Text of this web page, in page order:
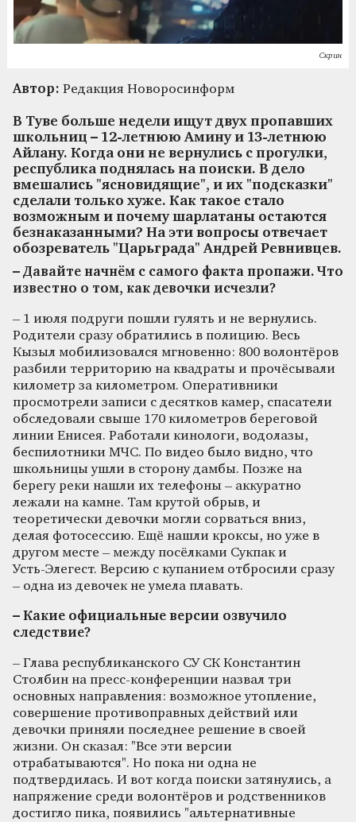
Скрин
Автор: Редакция Новоросинформ
В Туве больше недели ищут двух пропавших
школьниц – 12‑летнюю Амину и 13‑летнюю
Айлану. Когда они не вернулись с прогулки,
республика поднялась на поиски. В дело
вмешались "ясновидящие", и их "подсказки"
сделали только хуже. Как такое стало
возможным и почему шарлатаны остаются
безнаказанными? На эти вопросы отвечает
обозреватель "Царьграда" Андрей Ревнивцев.
– Давайте начнём с самого факта пропажи. Что
известно о том, как девочки исчезли?
– 1 июля подруги пошли гулять и не вернулись.
Родители сразу обратились в полицию. Весь
Кызыл мобилизовался мгновенно: 800 волонтёров
разбили территорию на квадраты и прочёсывали
километр за километром. Оперативники
просмотрели записи с десятков камер, спасатели
обследовали свыше 170 километров береговой
линии Енисея. Работали кинологи, водолазы,
беспилотники МЧС. По видео было видно, что
школьницы ушли в сторону дамбы. Позже на
берегу реки нашли их телефоны – аккуратно
лежали на камне. Там крутой обрыв, и
теоретически девочки могли сорваться вниз,
делая фотосессию. Ещё нашли кроксы, но уже в
другом месте – между посёлками Сукпак и
Усть‑Элегест. Версию с купанием отбросили сразу
– одна из девочек не умела плавать.
– Какие официальные версии озвучило
следствие?
– Глава республиканского СУ СК Константин
Столбин на пресс‑конференции назвал три
основных направления: возможное утопление,
совершение противоправных действий или
девочки приняли последнее решение в своей
жизни. Он сказал: "Все эти версии
отрабатываются". Но пока ни одна не
подтвердилась. И вот когда поиски затянулись, а
напряжение среди волонтёров и родственников
достигло пика, появились "альтернативные